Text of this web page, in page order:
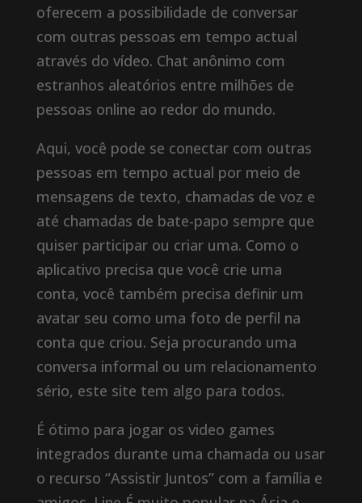
oferecem a possibilidade de conversar
com outras pessoas em tempo actual
através do vídeo. Chat anônimo com
estranhos aleatórios entre milhões de
pessoas online ao redor do mundo.
Aqui, você pode se conectar com outras
pessoas em tempo actual por meio de
mensagens de texto, chamadas de voz e
até chamadas de bate-papo sempre que
quiser participar ou criar uma. Como o
aplicativo precisa que você crie uma
conta, você também precisa definir um
avatar seu como uma foto de perfil na
conta que criou. Seja procurando uma
conversa informal ou um relacionamento
sério, este site tem algo para todos.
É ótimo para jogar os video games
integrados durante uma chamada ou usar
o recurso “Assistir Juntos” com a família e